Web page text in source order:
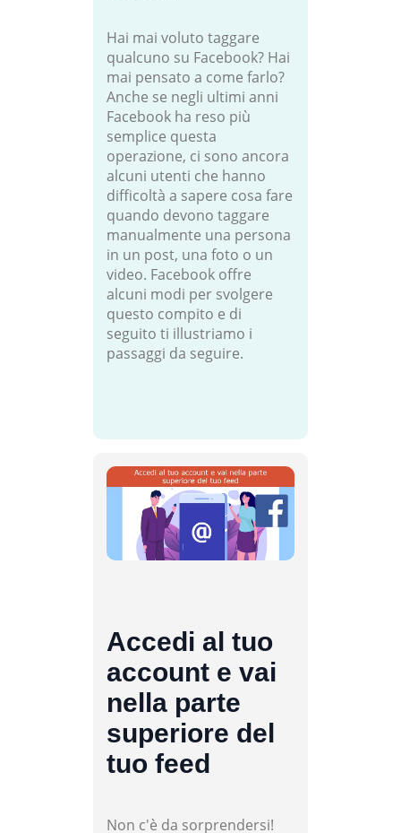
Hai mai voluto taggare
qualcuno su Facebook? Hai
mai pensato a come farlo?
Anche se negli ultimi anni
Facebook ha reso più
semplice questa
operazione, ci sono ancora
alcuni utenti che hanno
difficoltà a sapere cosa fare
quando devono taggare
manualmente una persona
in un post, una foto o un
video. Facebook offre
alcuni modi per svolgere
questo compito e di
seguito ti illustriamo i
passaggi da seguire.
Accedi al tuo
account e vai
nella parte
superiore del
tuo feed
Non c'è da sorprendersi!